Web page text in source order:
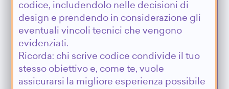
codice, includendolo nelle decisioni di
design e prendendo in considerazione gli
eventuali vincoli tecnici che vengono
evidenziati.
Ricorda: chi scrive codice condivide il tuo
stesso obiettivo e, come te, vuole
assicurarsi la migliore esperienza possibile